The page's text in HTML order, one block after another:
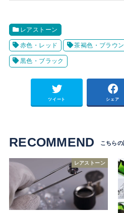
レアストーン
赤色・レッド 茶褐色・ブラウン
黒色・ブラック
ツイート シェア
RECOMMEND
レアストーン